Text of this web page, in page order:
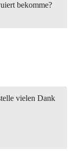
bekomme?
vielen Dank